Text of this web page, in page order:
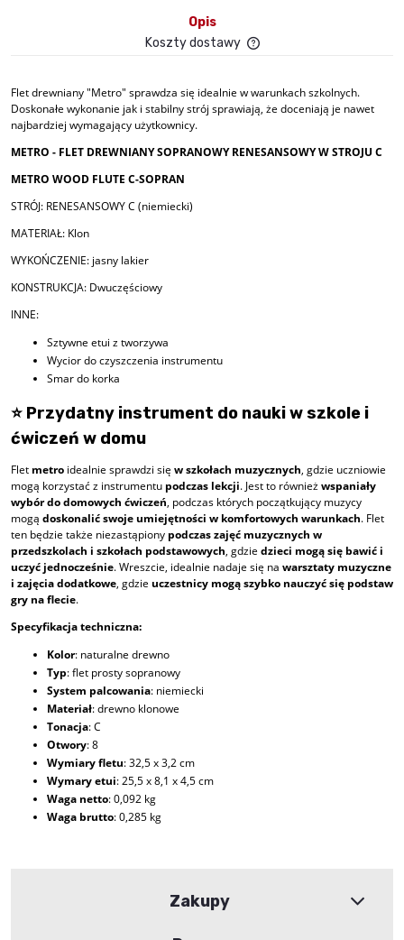
Opis
Koszty dostawy
Flet drewniany "Metro" sprawdza się idealnie w warunkach szkolnych.
Doskonałe wykonanie jak i stabilny strój sprawiają, że doceniają je nawet
najbardziej wymagający użytkownicy.
METRO - FLET DREWNIANY SOPRANOWY RENESANSOWY W STROJU C
METRO WOOD FLUTE C-SOPRAN
STRÓJ: RENESANSOWY C (niemiecki)
MATERIAŁ: Klon
WYKOŃCZENIE: jasny lakier
KONSTRUKCJA: Dwuczęściowy
INNE:
Sztywne etui z tworzywa
Wycior do czyszczenia instrumentu
Smar do korka
⭐ Przydatny instrument do nauki w szkole i
ćwiczeń w domu
Flet metro idealnie sprawdzi się w szkołach muzycznych, gdzie uczniowie
mogą korzystać z instrumentu podczas lekcji. Jest to równieżwspaniały
wybór do domowych ćwiczeń, podczas których początkujący muzycy
mogą doskonalić swoje umiejętności w komfortowych warunkach. Flet
ten będzie także niezastąpiony podczas zajęć muzycznych w
przedszkolach i szkołach podstawowych, gdzie dzieci mogą się bawić i
uczyć jednocześnie. Wreszcie, idealnie nadaje się na warsztaty muzyczne
i zajęcia dodatkowe, gdzie uczestnicy mogą szybko nauczyć się podstaw
gry na flecie.
Specyfikacja techniczna:
Kolor: naturalne drewno
Typ: flet prosty sopranowy
System palcowania: niemiecki
Materiał: drewno klonowe
Tonacja: C
Otwory: 8
Wymiary fletu: 32,5 x 3,2 cm
Wymary etui: 25,5 x 8,1 x 4,5 cm
Waga netto: 0,092 kg
Waga brutto: 0,285 kg
Zakupy